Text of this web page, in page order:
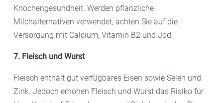
Knochengesundheit. Werden pflanzliche
Milchalternativen verwendet, achten Sie auf die
Versorgung mit Calcium, Vitamin B2 und Jod.
7. Fleisch und Wurst
Fleisch enthält gut verfügbares Eisen sowie Selen und
Zink. Jedoch erhöhen Fleisch und Wurst das Risiko für